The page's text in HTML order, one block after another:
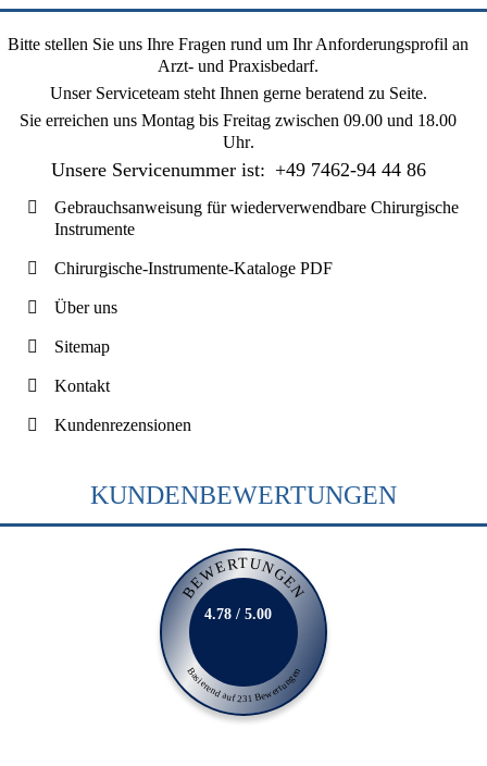
Bitte stellen Sie uns Ihre Fragen rund um Ihr Anforderungsprofil an
Arzt- und Praxisbedarf.
Unser Serviceteam steht Ihnen gerne beratend zu Seite.
Sie erreichen uns Montag bis Freitag zwischen 09.00 und 18.00
Uhr.
Unsere Servicenummer ist: +49 7462-94 44 86
Gebrauchsanweisung für wiederverwendbare Chirurgische
Instrumente
Chirurgische-Instrumente-Kataloge PDF
Über uns
Sitemap
Kontakt
Kundenrezensionen
KUNDENBEWERTUNGEN
BEWERTUNGEN
Basierend auf 231 Bewertungen
4.78 / 5.00